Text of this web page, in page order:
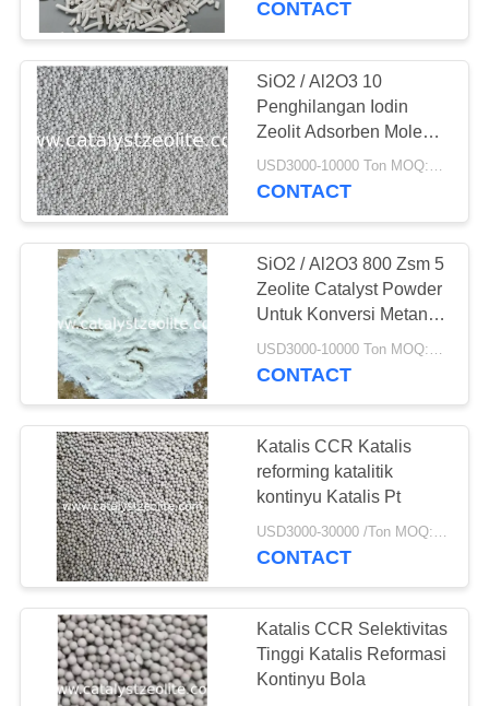
Media
Penghapusan Arsen
16
Agen Deklorinasi
5
Katalis hydrotreating
CONTACT
SiO2 / Al2O3 10
Penghilangan Iodin
Zeolit ​​Adsorben Molekul
Saringan
USD3000-10000 Ton MOQ:1 KG
CONTACT
SiO2 / Al2O3 800 Zsm 5
Zeolite Catalyst Powder
Untuk Konversi Metanol
Menjadi Bensin
CONTACT
Katalis CCR Katalis
reforming katalitik
kontinyu Katalis Pt
USD3000-30000 /Ton MOQ:1 Kg
CONTACT
Katalis CCR Selektivitas
Tinggi Katalis Reformasi
Kontinyu Bola